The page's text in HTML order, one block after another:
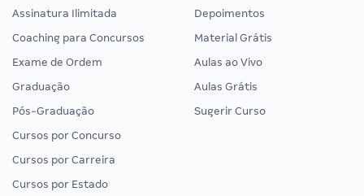
Assinatura Ilimitada
Coaching para Concursos
Exame de Ordem
Graduação
Pós-Graduação
Cursos por Concurso
Cursos por Carreira
Cursos por Estado
Depoimentos
Material Grátis
Aulas ao Vivo
Aulas Grátis
Sugerir Curso